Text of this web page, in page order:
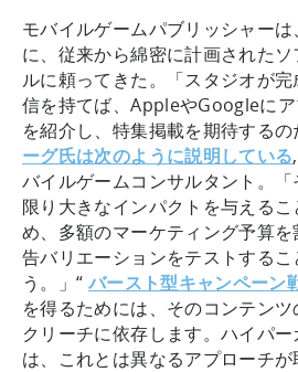
モバイルゲームパブリッシャー
に、従来から綿密に計画された
ルに頼ってきた。「スタジオが
信を持てば、AppleやGoogleに
を紹介し、特集掲載を期待するの
ーグ氏は次のように説明している
バイルゲームコンサルタント。
限り大きなインパクトを与える
め、多額のマーケティング予算
告バリエーションをテストするこ
う。」“ バースト型キャンペーン
を得るためには、そのコンテン
クリーチに依存します。ハイパ
は、これとは異なるアプローチ